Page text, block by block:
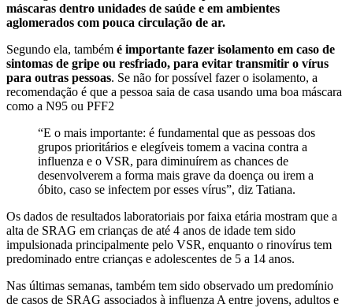
máscaras dentro unidades de saúde e em ambientes
aglomerados com pouca circulação de ar.
Segundo ela, também é importante fazer isolamento em caso de
sintomas de gripe ou resfriado, para evitar transmitir o vírus
para outras pessoas. Se não for possível fazer o isolamento, a
recomendação é que a pessoa saia de casa usando uma boa máscara
como a N95 ou PFF2
“E o mais importante: é fundamental que as pessoas dos
grupos prioritários e elegíveis tomem a vacina contra a
influenza e o VSR, para diminuírem as chances de
desenvolverem a forma mais grave da doença ou irem a
óbito, caso se infectem por esses vírus”, diz Tatiana.
Os dados de resultados laboratoriais por faixa etária mostram que a
alta de SRAG em crianças de até 4 anos de idade tem sido
impulsionada principalmente pelo VSR, enquanto o rinovírus tem
predominado entre crianças e adolescentes de 5 a 14 anos.
Nas últimas semanas, também tem sido observado um predomínio
de casos de SRAG associados à influenza A entre jovens, adultos e